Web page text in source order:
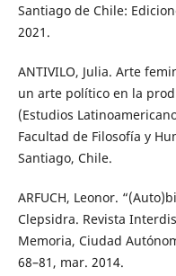
Santiago de Chile:
2021.
ANTIVILO, Julia. Arte
un arte político en la
(Estudios
Facultad de Filosofía y
Santiago, Chile.
ARFUCH, Leonor.
Clepsidra. Revista
Memoria, Ciudad
68–81, mar. 2014.